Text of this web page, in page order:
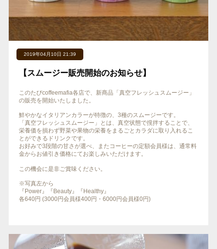
2019年04月10日 21:39
【スムージー販売開始のお知らせ】
このたびcoffeemafia各店で、新商品「真空フレッシュスムージー」
の販売を開始いたしました。
鮮やかなイタリアンカラーが特徴の、3種のスムージーです。
「真空フレッシュスムージー」とは、真空状態で撹拌することで、
栄養価を損わず野菜や果物の栄養をまるごとカラダに取り入れるこ
とができるドリンクです。
お好みで3段階の甘さが選べ、またコーヒーの定額会員様は、通常料
金からお値引き価格にてお楽しみいただけます。
この機会に是非ご賞味ください。
※写真左から
『Power』『Beauty』『Healthy』
各640円 (3000円会員様400円・6000円会員様0円)